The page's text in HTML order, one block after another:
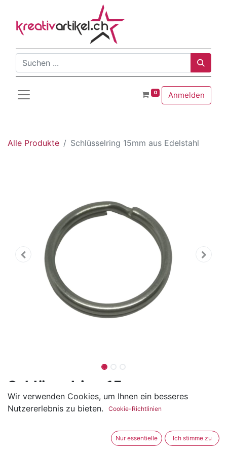
0 Anmelden
Alle Produkte Schlüsselring 15mm aus Edelstahl
Schlüsselring 15mm aus
Edelstahl
Die Schlüsselringe sind aus Edelstahl und ideal für
Wir verwenden Cookies, um Ihnen ein besseres
Nutzererlebnis zu bieten.
Cookie-Richtlinien
Nur essentielle Ich stimme zu